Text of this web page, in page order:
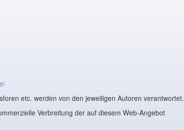
etc. werden von den jeweiligen Autoren verantwortet.
Verbreitung der auf diesem Web-Angebot